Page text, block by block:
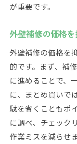
が重要です。
外壁補修の価格
外壁補修の価格を
的です。まず、補
に進めることで、
に、まとめ買いで
駄を省くこともポ
に調べ、チェック
作業ミスを減らせ